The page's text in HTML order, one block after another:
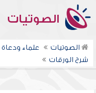
الصوتيات
الصوتيات علماء ودعاة
شرح الورقات